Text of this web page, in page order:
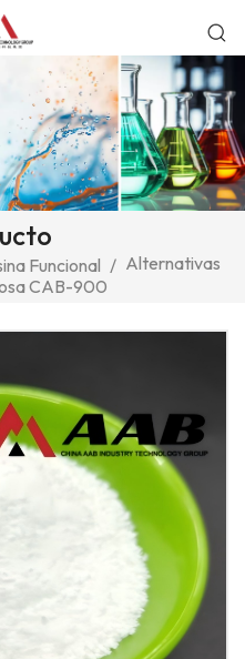
Funcional / Alternativas
CAB-900